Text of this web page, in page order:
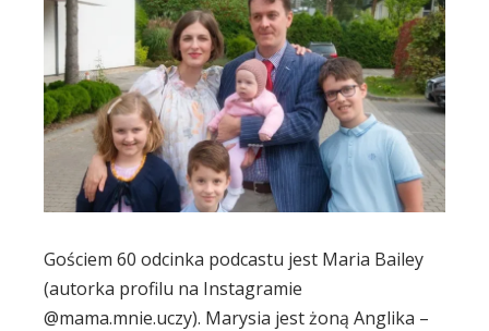
Gościem 60 odcinka podcastu jest Maria Bailey
(autorka profilu na Instagramie
@mama.mnie.uczy). Marysia jest żoną Anglika –